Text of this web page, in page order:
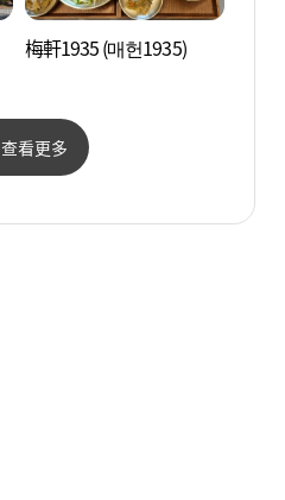
梅軒1935 (매헌1935)
查看更多